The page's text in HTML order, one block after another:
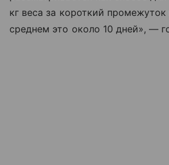
кг веса за короткий
среднем это около 10 дней», —